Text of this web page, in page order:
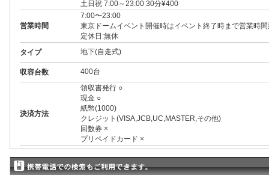
土日祝 7:00～23:00 30分¥400
営業時間
7:00〜23:00
東京ドームイベント開催時はイベント終了時まで営業時
定休日:無休
タイプ
地下(自走式)
収容台数 400台
決済方法
領収書発行 ○
現金 ○
紙幣(1000)
クレジット(VISA,JCB,UC,MASTER,その他)
回数券 ×
プリペイドカード ×
3ナンバー ○
RV ○
1BOX ○